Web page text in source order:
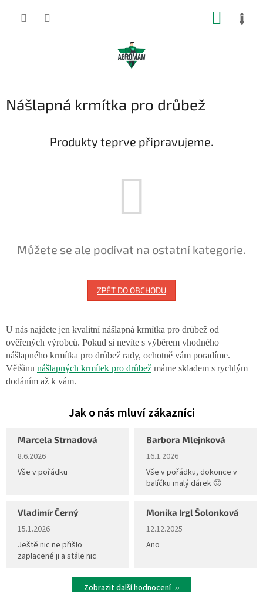
Nášlapná krmítka pro drůbež
Produkty teprve připravujeme.
Můžete se ale podívat na ostatní kategorie.
ZPĚT DO OBCHODU
U nás najdete jen kvalitní nášlapná krmítka pro drůbež od
ověřených výrobců. Pokud si nevíte s výběrem vhodného
nášlapného krmítka pro drůbež rady, ochotně vám poradíme.
Většinu nášlapných krmítek pro drůbež máme skladem s rychlým
dodáním až k vám.
Marcela Strnadová
Hodnocení obchodu je 5 z 5 hvězdiček.
8.6.2026
Vše v pořádku
Barbora Mlejnková
Hodnocení obchodu je 5 z 5
16.1.2026
Vše v pořádku, dokonce v
balíčku malý dárek 🙂
Vladimír Černý
Hodnocení obchodu je 5 z 5 hvězdiček.
15.1.2026
Ještě nic ne přišlo
zaplacené ji a stále nic
Monika Irgl Šolonková
Hodnocení obchodu je 5 z 5
12.12.2025
Ano
Zobrazit další hodnocení